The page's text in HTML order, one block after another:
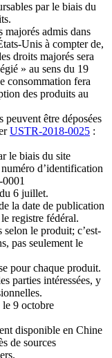
par le biais du
majorés admis dans
Unis à compter de,
droits majorés sera
» au sens du 19
consommation fera
des produits au
peuvent être déposées
USTR-2018-0025 :
le biais du site
d’identification
6 juillet.
la date de publication
registre fédéral.
selon le produit; c’est-
pas seulement le
pour chaque produit.
parties intéressées, y
le 9 octobre
disponible en Chine
de sources